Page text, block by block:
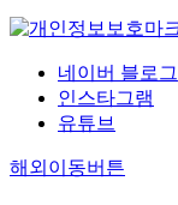
네이버 블로그
인스타그램
유튜브
해외이동버튼